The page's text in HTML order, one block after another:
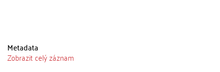
Metadata
Zobrazit celý záznam